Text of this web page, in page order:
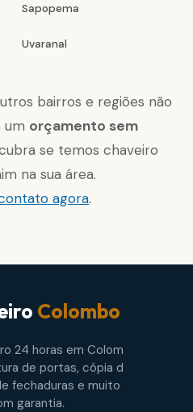
Sapopema
Uvaranal
bairros e regiões não
um orçamento sem
se temos chaveiro
na sua área.
agora.
Colombo
24 horas em Colom
de portas, cópia d
fechaduras e muito
garantia.